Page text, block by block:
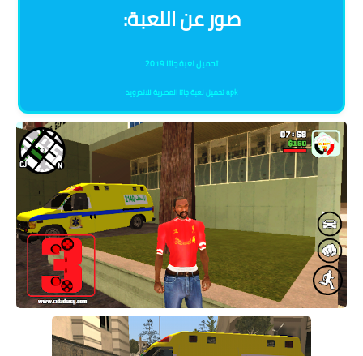
:صور عن اللعبة
تحميل لعبة جاتا2019
تحميل لعبة جاتا المصرية للاندرويد apk